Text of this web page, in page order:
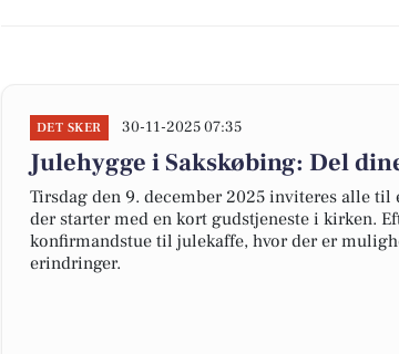
DET SKER 30-11-2025 07:35
Julehygge i Sakskøbing: Del
Tirsdag den 9. december 2025 inviteres alle
der starter med en kort gudstjeneste i kirken.
konfirmandstue til julekaffe, hvor der er
erindringer.